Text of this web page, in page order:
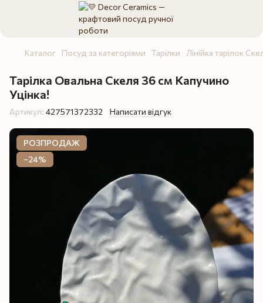
Каталог Посуд за категоріями Тарілки Лінійка тарілок
Тарілка Овальна Скеля 36 см Капучино
Уцінка!
Артикул: 427571372332 Написати відгук
РОЗПРОДАЖ
−24%